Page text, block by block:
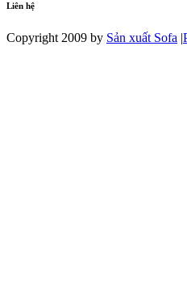
Liên hệ
Copyright 2009 by Sản xuất Sofa |